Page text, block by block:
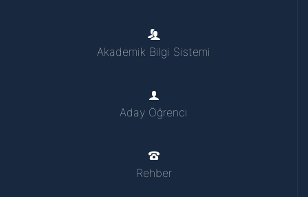
Akademik Bilgi Sistemi
Aday Öğrenci
Rehber